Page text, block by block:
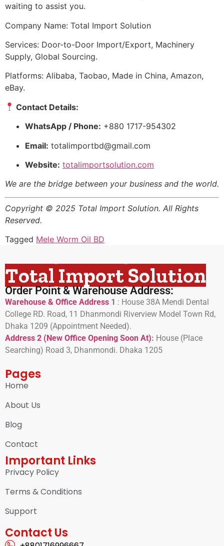
waiting to assist you.
Company Name: Total Import Solution
Services: Door-to-Door Import/Export, Machinery
Supply, Global Sourcing.
Platforms: Alibaba, Taobao, Made in China, Amazon,
eBay.
Contact Details:
WhatsApp / Phone: +880 1717-954302
Email: totalimportbd@gmail.com
Website: totalimportsolution.com
We are the bridge between your business and the world.
Copyright © 2025 Total Import Solution. All Rights
Reserved.
Tagged Mele Worm Oil BD
Total Import Solution
Order Point & Warehouse Address:
Warehouse & Office Address 1 : House 38A Mendi Dental
College RD. Road, 11 Dhanmondi Riverview Model Town Rd,
Dhaka 1209 (Appointment Needed).
Address 2 (New Office Opening Soon At): House (Place
Searching) Road 3, Dhanmondi. Dhaka 1205
Pages
Home
About Us
Blog
Contact
Important Links
Privacy Policy
Terms & Conditions
Support
Contact Us